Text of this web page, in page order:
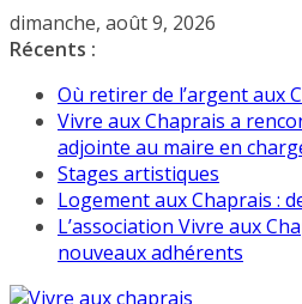
Passer
au
dimanche, août 9, 2026
Récents :
Où retirer de l’argent aux
Vivre aux Chaprais a
adjointe au maire en
Stages artistiques
Logement aux Chaprais :
L’association Vivre aux
nouveaux adhérents